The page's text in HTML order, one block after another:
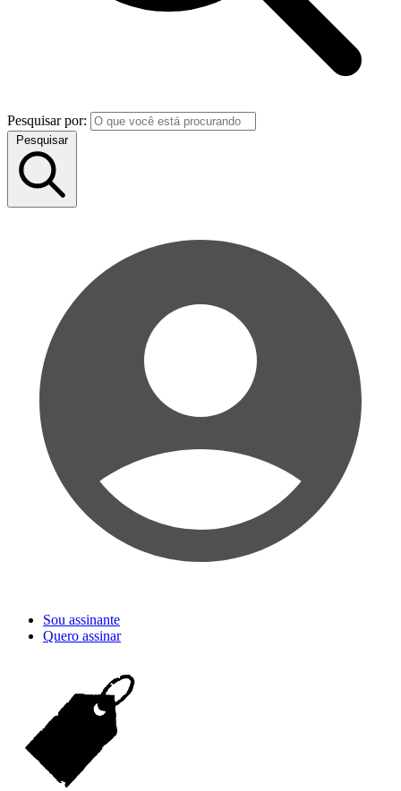
Pesquisar por:
Pesquisar
Sou assinante
Quero assinar